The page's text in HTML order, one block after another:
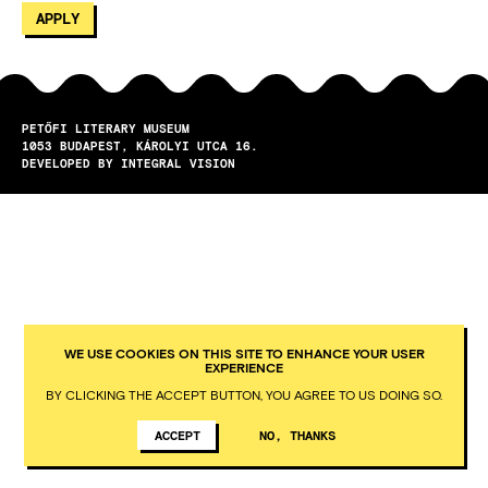
PETŐFI LITERARY MUSEUM
1053
BUDAPEST
KÁROLYI UTCA 16.
DEVELOPED BY INTEGRAL VISION
WE USE COOKIES ON THIS SITE TO ENHANCE YOUR USER
EXPERIENCE
BY CLICKING THE ACCEPT BUTTON, YOU AGREE TO US DOING SO.
ACCEPT NO, THANKS